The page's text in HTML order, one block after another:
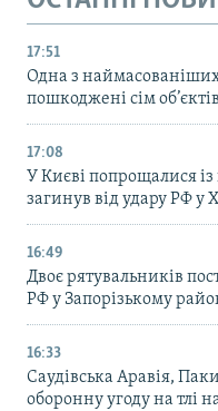
17:51
Одна з
пошкоджені сім
17:08
У Києві попрощалися
загинув від удару РФ у
16:49
Двоє рятувальників
РФ у Запорізькому
16:33
Саудівська Аравія,
оборонну угоду на тлі